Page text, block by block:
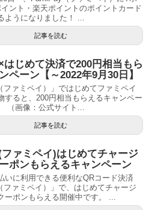
ント・楽天ポイントのポイントカード
ようになりました！ ...
記事を読む
はじめて決済で200円相当もら
ペーン【～2022年9月30日】
ファミペイ）」ではじめてファミペイ
すると、200円相当もらえるキャンペー
（画像：公式サイト...
記事を読む
ァミペイ)はじめてチャージ
ポンもらえるキャンペーン
いに利用できる便利なQRコード決済
ファミペイ）」で、はじめてチャージ
ーポンもらえる開催中です。 ...